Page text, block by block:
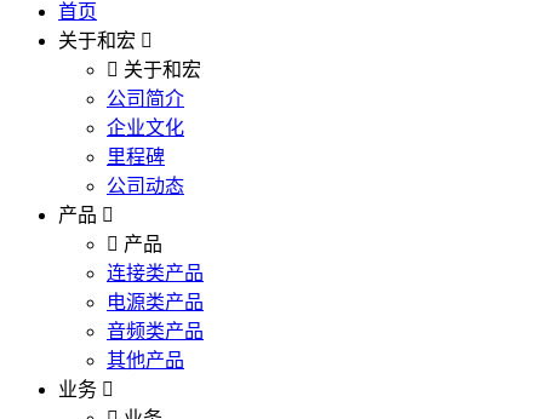
首页
关于和宏
关于和宏
公司简介
企业文化
里程碑
公司动态
产品
产品
连接类产品
电源类产品
音频类产品
其他产品
业务